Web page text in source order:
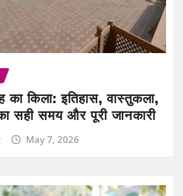
का किला: इतिहास, वास्तुकला,
सही समय और पूरी जानकारी
May 7, 2026